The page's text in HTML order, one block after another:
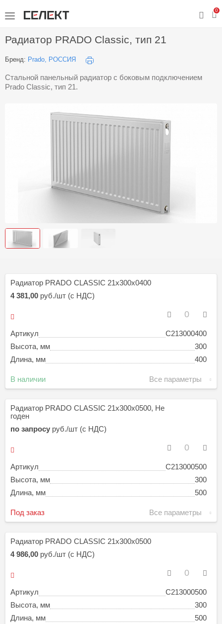
0
Радиатор PRADO Classic, тип 21
Бренд: Prado, РОССИЯ
Стальной панельный радиатор с боковым подключением
Prado Classic, тип 21.
Радиатор PRADO CLASSIC 21х300х0400
Артикул
C213000400
Высота, мм
300
Длина, мм
400
4 381,00 руб./шт (с НДС)
В наличии Все параметры
Радиатор PRADO CLASSIC 21х300х0500, Не
годен
Артикул
C213000500
Высота, мм
300
Длина, мм
500
по запросу руб./шт (с НДС)
Под заказ Все параметры
Радиатор PRADO CLASSIC 21х300х0500
Артикул
C213000500
Высота, мм
300
Длина, мм
500
4 986,00 руб./шт (с НДС)